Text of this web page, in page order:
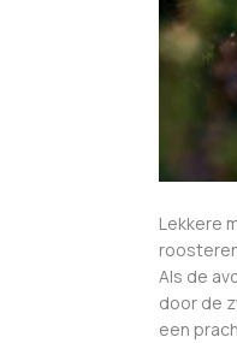
Lekkere
Als de
door de
een